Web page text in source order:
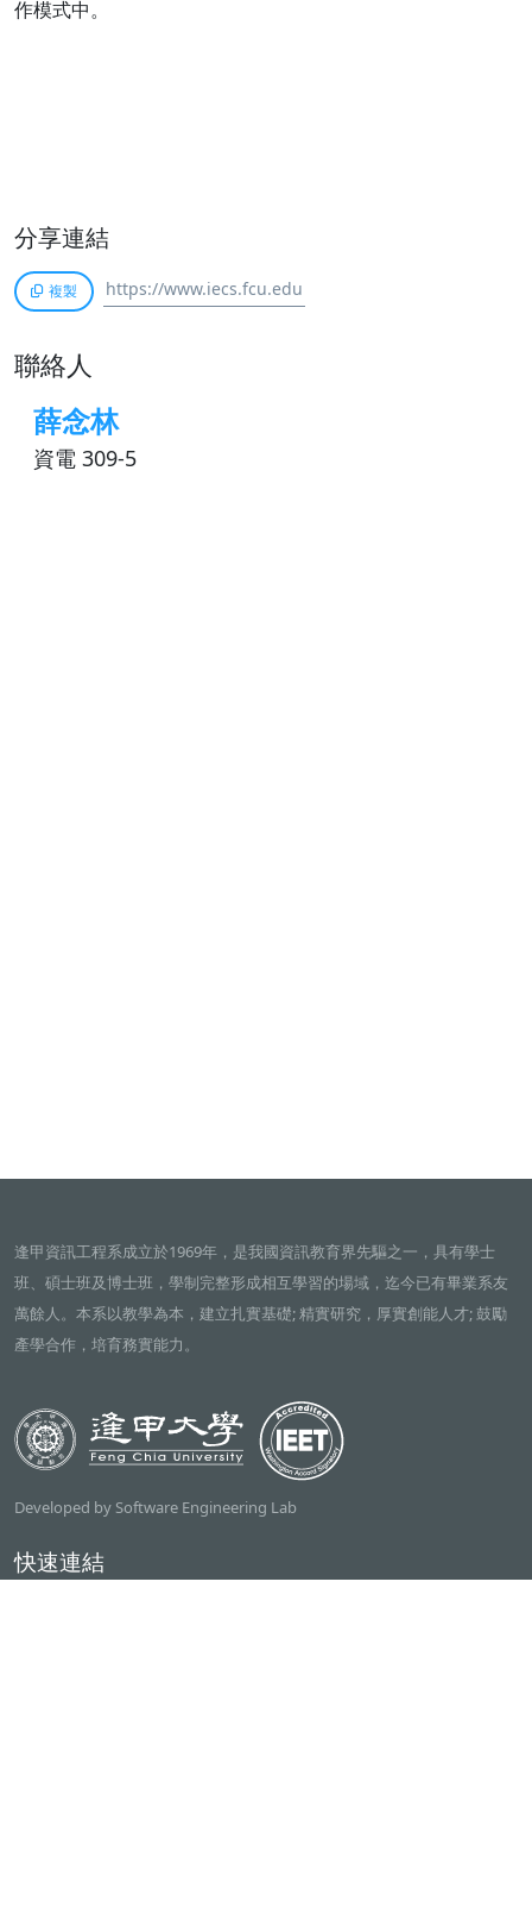
作模式中。
分享連結
複製
聯絡人
薛念林
資電 309-5
逢甲資訊工程系成立於1969年，是我國資訊教育界先驅之一，具有學士
班、碩士班及博士班，學制完整形成相互學習的場域，迄今已有畢業系友
萬餘人。本系以教學為本，建立扎實基礎; 精實研究，厚實創能人才; 鼓勵
產學合作，培育務實能力。
Developed by Software Engineering Lab
快速連結